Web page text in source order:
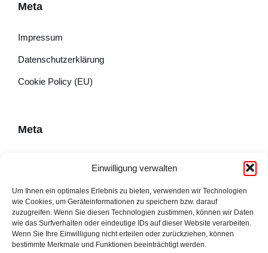
Einwilligung verwalten
Um Ihnen ein optimales Erlebnis zu bieten, verwenden wir Technologien
wie Cookies, um Geräteinformationen zu speichern bzw. darauf
zuzugreifen. Wenn Sie diesen Technologien zustimmen, können wir Daten
wie das Surfverhalten oder eindeutige IDs auf dieser Website verarbeiten.
Wenn Sie Ihre Einwilligung nicht erteilen oder zurückziehen, können
bestimmte Merkmale und Funktionen beeinträchtigt werden.
Meta
Impressum
Datenschutzerklärung
Cookie Policy (EU)
Meta
Cookie Policy (EU)